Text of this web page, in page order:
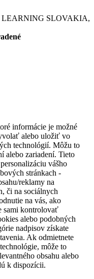
LEARNING SLOVAKIA,
informácie je možné
alebo uložiť vo
technológií. Môžu to
alebo zariadení. Tieto
vášho
stránkach -
reklamy na
či na sociálnych
na vás, ako
sami kontrolovať
alebo podobných
nadpisov získate
Ak odmietnete
môže to
obsahu alebo
k dispozícii.